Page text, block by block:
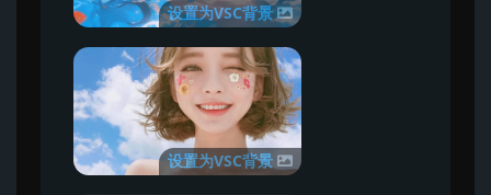
设置为VSC背景
设置为VSC背景